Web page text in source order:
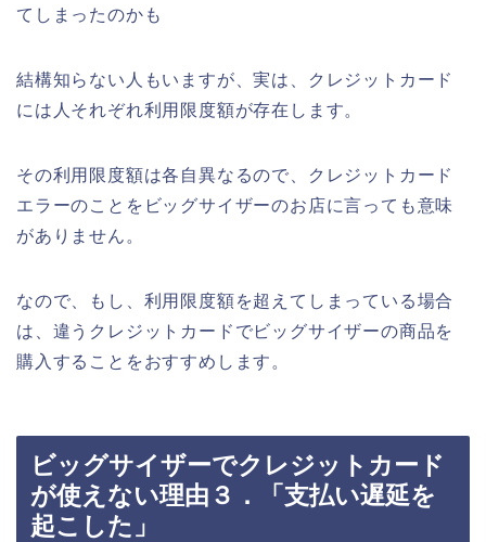
てしまったのかも
結構知らない人もいますが、実は、クレジットカード
には人それぞれ利用限度額が存在します。
その利用限度額は各自異なるので、クレジットカード
エラーのことをビッグサイザーのお店に言っても意味
がありません。
なので、もし、利用限度額を超えてしまっている場合
は、違うクレジットカードでビッグサイザーの商品を
購入することをおすすめします。
ビッグサイザーでクレジットカード
が使えない理由３．「支払い遅延を
起こした」